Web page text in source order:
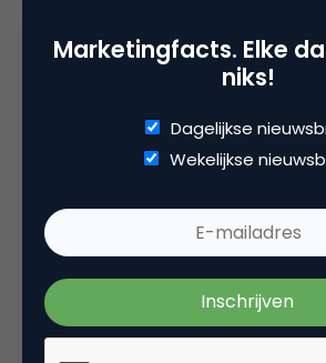
Het Grimbergen-bier komt vab de
Grimbergen België. De abdij werd
Marketingfacts. Elke
niks!
Dagelijkse
Wekelijkse